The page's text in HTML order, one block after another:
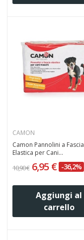
CAMON
Camon Pannolini a Fascia
Elastica per Cani...
10,90 € 6,95 € -36,2%
Aggiungi al
carrello